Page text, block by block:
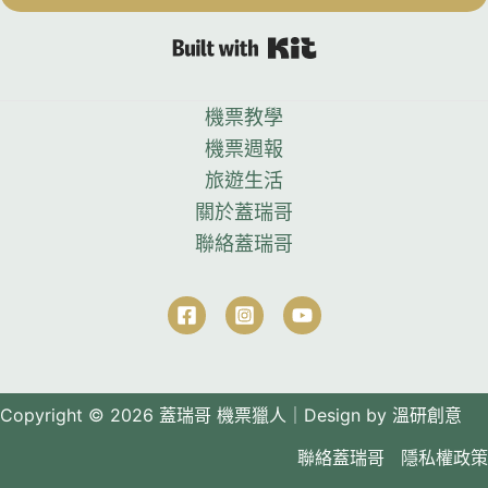
Built with Kit
機票教學
機票週報
旅遊生活
關於蓋瑞哥
聯絡蓋瑞哥
Copyright © 2026 蓋瑞哥 機票獵人｜Design by 溫研創意
聯絡蓋瑞哥 隱私權政策